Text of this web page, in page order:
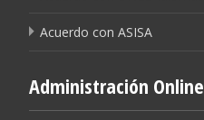
Acuerdo con ASISA
Administración Online